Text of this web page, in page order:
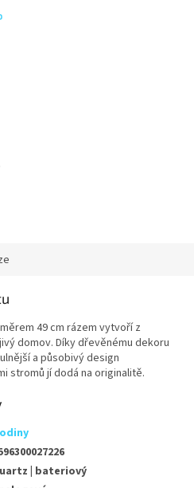
49 cm rázem vytvoří z
domov. Díky dřevěnému dekoru
a působivý design
stromů jí dodá na originalitě.
| bateriový